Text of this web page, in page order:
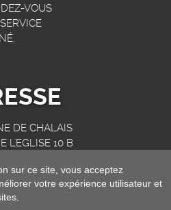
VOUS
DE CHALAIS
L'EGLISE 10 B
sur ce site, vous acceptez
votre expérience utilisateur et